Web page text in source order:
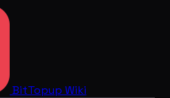
BitTopup Wiki